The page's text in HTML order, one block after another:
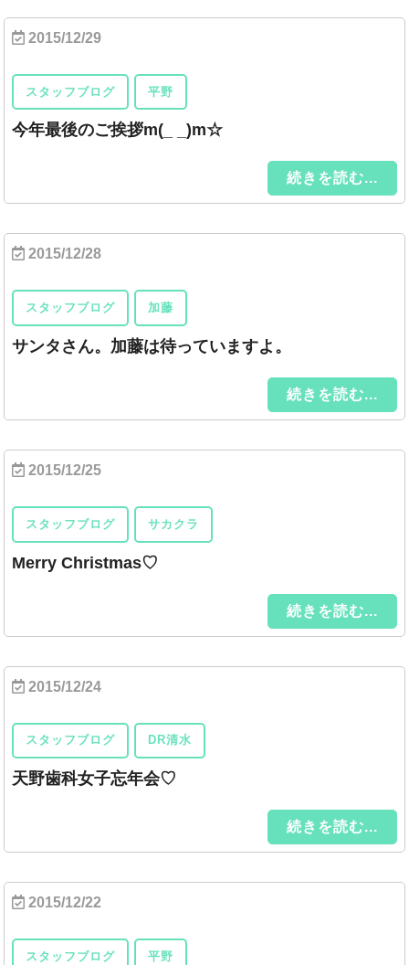
2015/12/29
スタッフブログ 平野
今年最後のご挨拶m(_ _)m☆
続きを読む...
2015/12/28
スタッフブログ 加藤
サンタさん。加藤は待っていますよ。
続きを読む...
2015/12/25
スタッフブログ サカクラ
Merry Christmas♡
続きを読む...
2015/12/24
スタッフブログ DR清水
天野歯科女子忘年会♡
続きを読む...
2015/12/22
スタッフブログ 平野